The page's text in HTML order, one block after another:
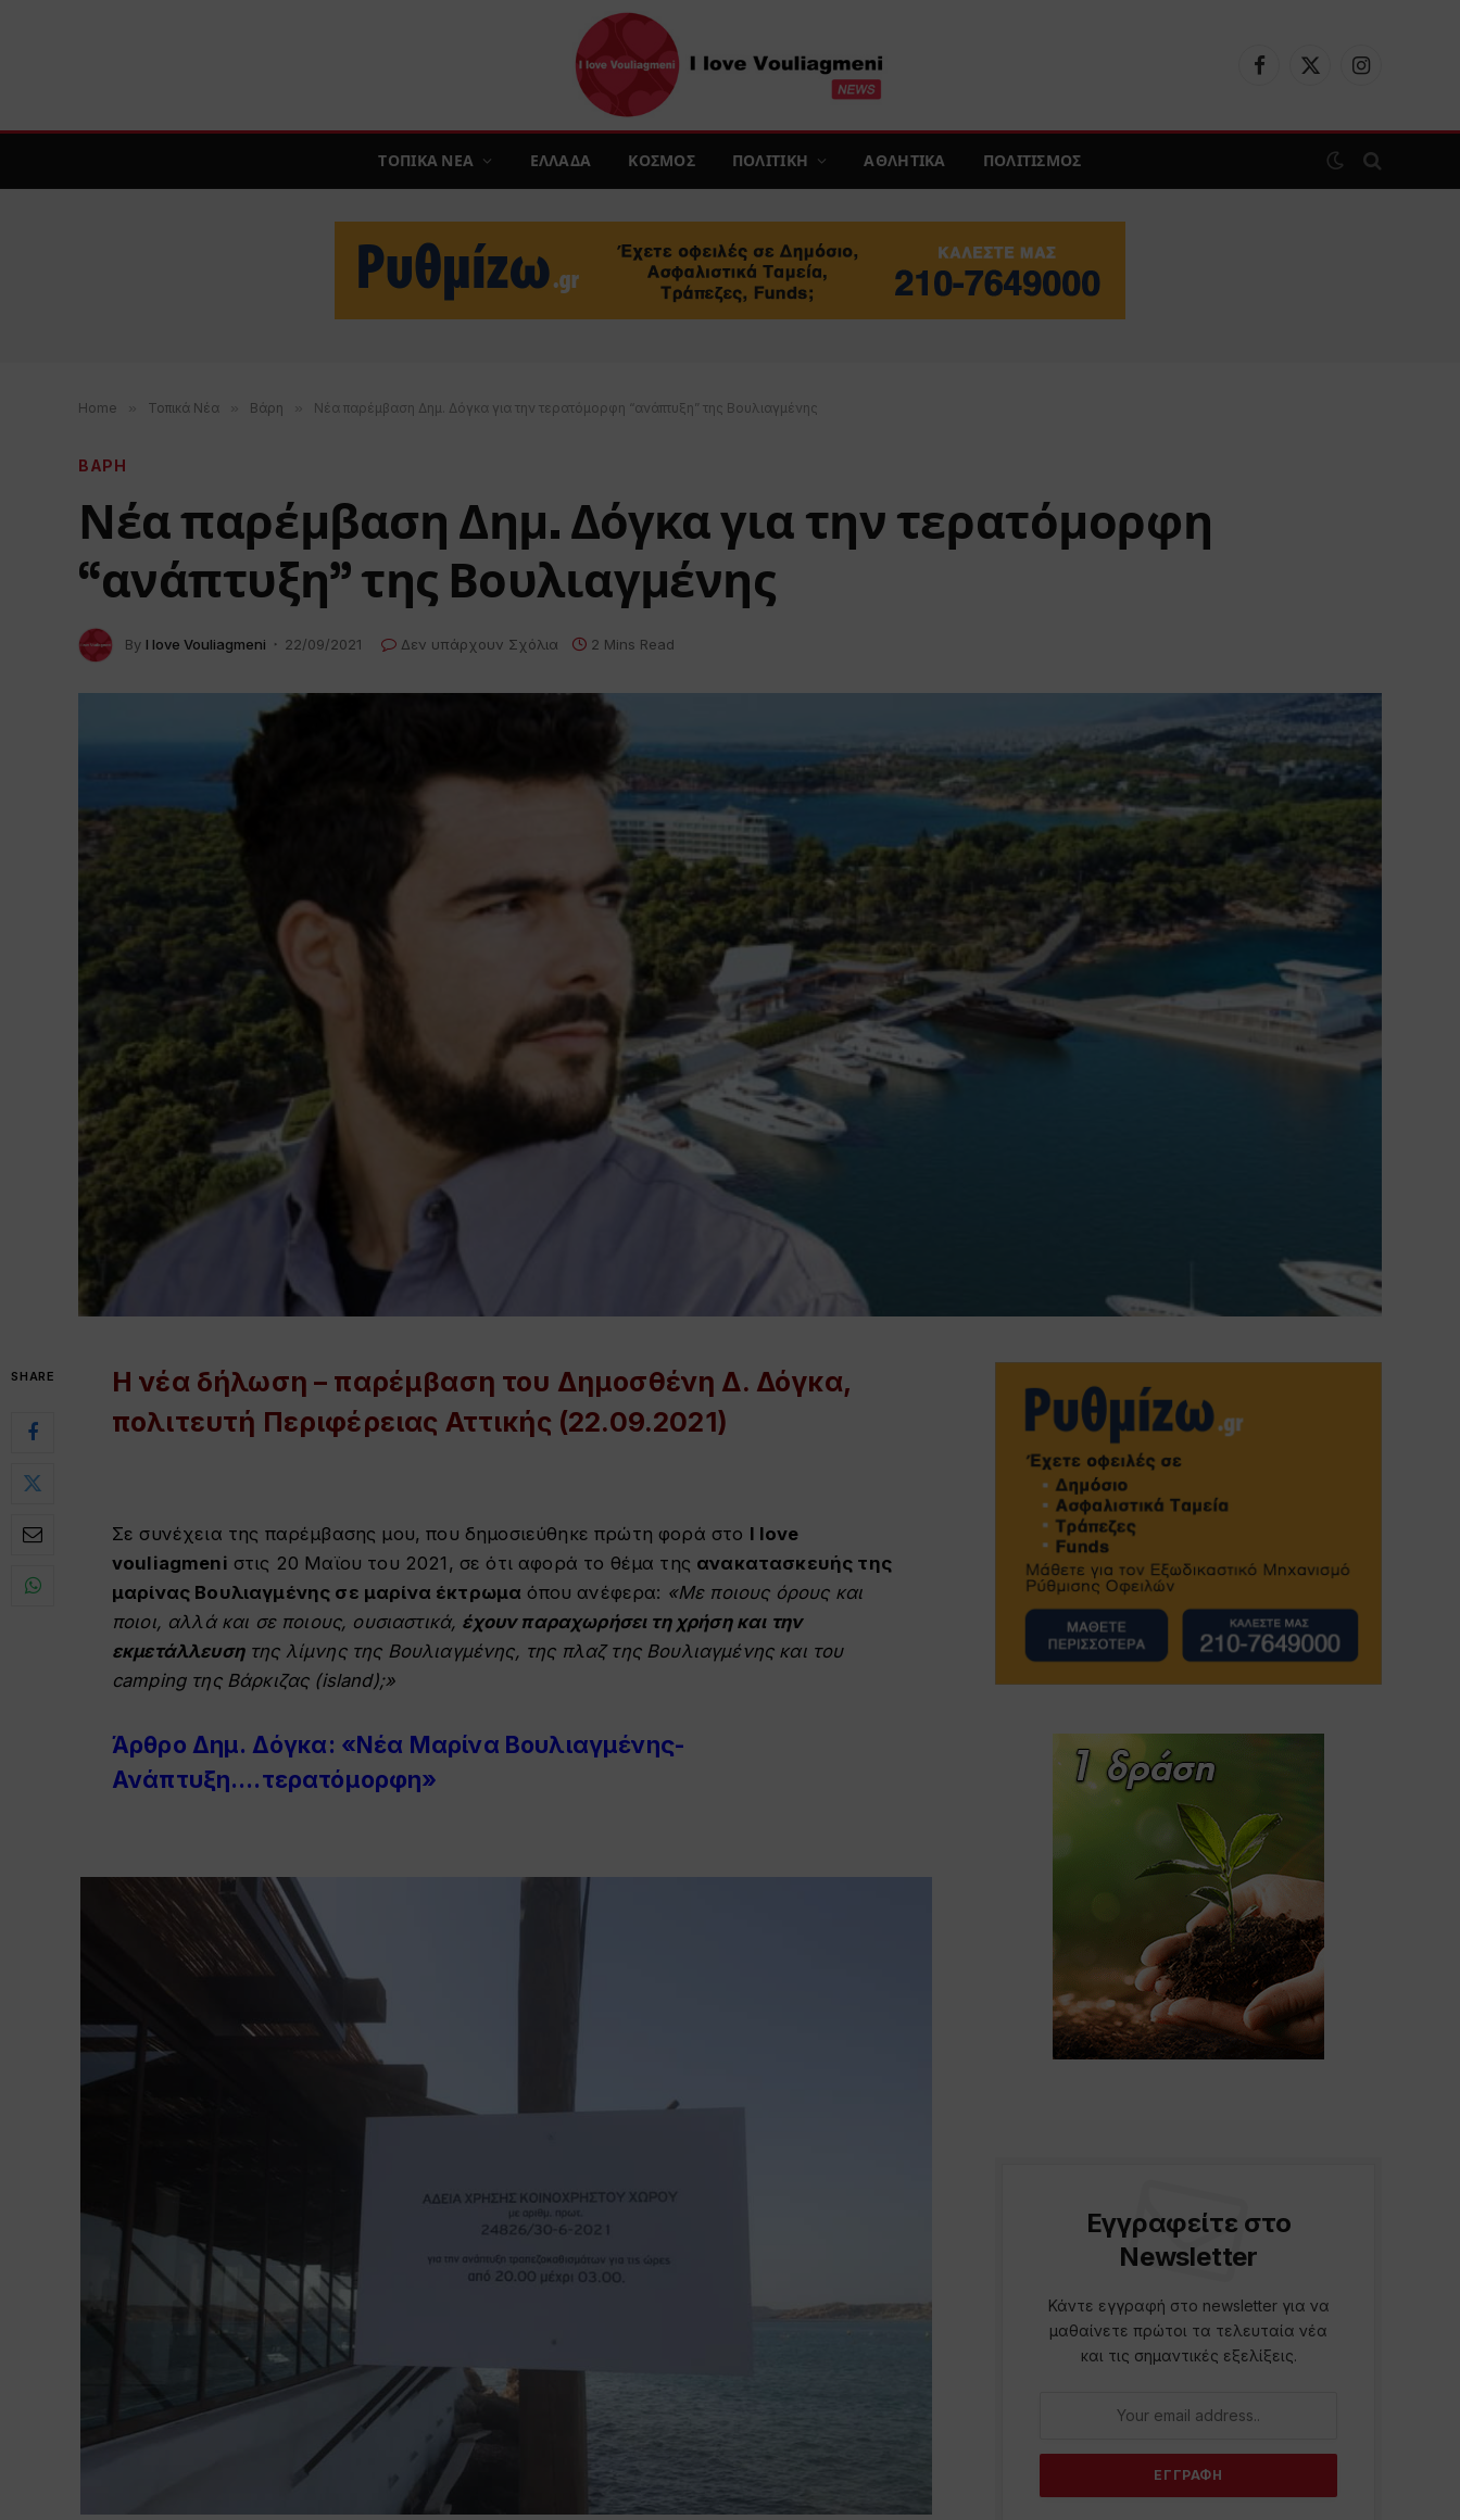
Facebook
X
Instagram
ΤΟΠΙΚΑ ΝΕΑ ΕΛΛΑΔΑ ΚΟΣΜΟΣ ΠΟΛΙΤΙΚΗ ΑΘΛΗΤΙΚΑ ΠΟΛΙΤΙΣΜΟΣ
Home » Τοπικά Νέα » Βάρη » Νέα παρέμβαση Δημ. Δόγκα για την τερατόμορφη “ανάπτυξη” της Βουλιαγμένης
ΒΑΡΗ
Νέα παρέμβαση Δημ. Δόγκα για την τερατόμορφη
“ανάπτυξη” της Βουλιαγμένης
By I love Vouliagmeni 22/09/2021 Δεν υπάρχουν Σχόλια 2 Mins Read
SHARE
Η νέα δήλωση – παρέμβαση του Δημοσθένη Δ. Δόγκα,
πολιτευτή Περιφέρειας Αττικής (22.09.2021)
Σε συνέχεια της παρέμβασης μου, που δημοσιεύθηκε πρώτη φορά στο I love
vouliagmeni στις 20 Μαϊου του 2021, σε ότι αφορά το θέμα της ανακατασκευής της
μαρίνας Βουλιαγμένης σε μαρίνα έκτρωμα όπου ανέφερα: «Με ποιους όρους και
ποιοι, αλλά και σε ποιους, ουσιαστικά, έχουν παραχωρήσει τη χρήση και την
εκμετάλλευσητης λίμνης της Βουλιαγμένης, της πλαζ της Βουλιαγμένης και του
camping της Βάρκιζας (island);»
Άρθρο Δημ. Δόγκα: «Νέα Μαρίνα Βουλιαγμένης-
Ανάπτυξη….τερατόμορφη»
Εγγραφείτε στο
Newsletter
Κάντε εγγραφή στο newsletter για να
μαθαίνετε πρώτοι τα τελευταία νέα
και τις σημαντικές εξελίξεις.